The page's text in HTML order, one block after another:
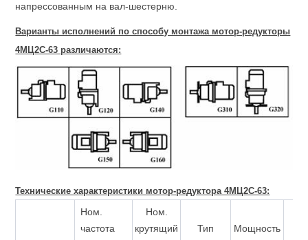
напрессованным на вал-шестерню.
Варианты исполнений по способу монтажа мотор-редукторы
4МЦ2С-63 различаются:
Технические характеристики мотор-редуктора 4МЦ2С-63:
Ном.
частота
Ном.
крутящий
Тип
Мощность